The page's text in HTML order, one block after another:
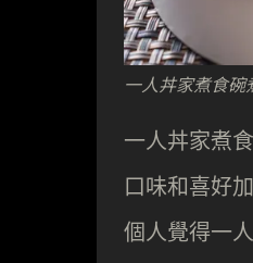
一人丼家煮食
一人丼家煮
口味和喜好
個人覺得一